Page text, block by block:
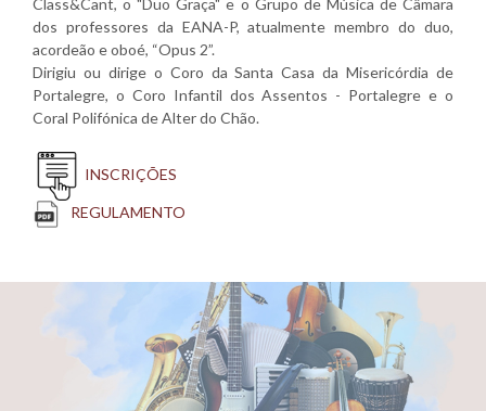
Class&Cant, o "Duo Graça" e o Grupo de Música de Câmara
dos professores da EANA-P, atualmente membro do duo,
acordeão e oboé, “Opus 2”.
Dirigiu ou dirige o Coro da Santa Casa da Misericórdia de
Portalegre, o Coro Infantil dos Assentos - Portalegre e o
Coral Polifónica de Alter do Chão.
INSCRIÇÕES
REGULAMENTO